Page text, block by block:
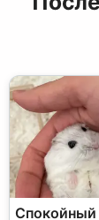
Спокойный